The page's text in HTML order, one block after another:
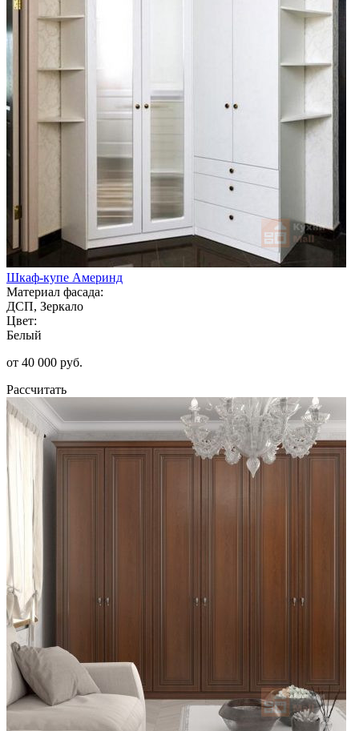
Шкаф-купе Америнд
Материал фасада:
ДСП, Зеркало
Цвет:
Белый
от 40 000 руб.
Рассчитать